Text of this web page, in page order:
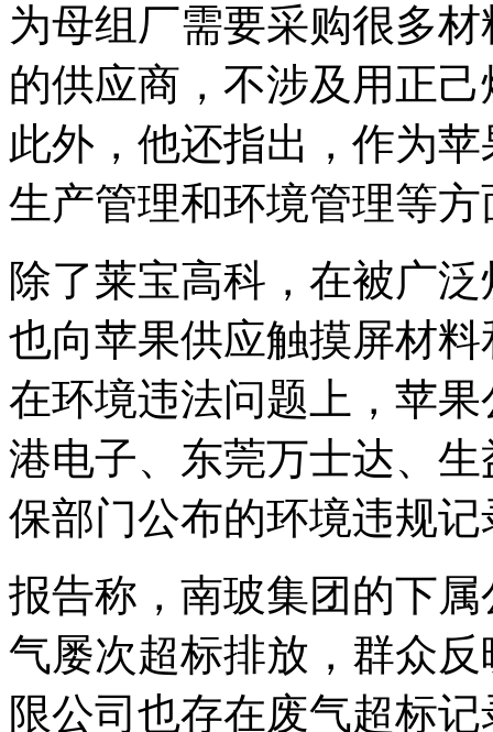
为母组厂需要采购很多
的供应商，不涉及用正
此外，他还指出，作为
生产管理和环境管理等
除了莱宝高科，在被广
也向苹果供应触摸屏材
在环境违法问题上，苹
港电子、东莞万士达、
保部门公布的环境违规记
报告称，南玻集团的下
气屡次超标排放，群众
限公司也存在废气超标